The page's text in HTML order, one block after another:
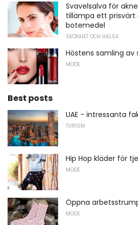
Svavelsalva för
tillämpa ett
botemedel
SKÖNHET OCH HÄLSA
Höstens samling av
MODE
Best posts
UAE - intressanta
TURISM
Hip Hop kläder för
MODE
Öppna
MODE